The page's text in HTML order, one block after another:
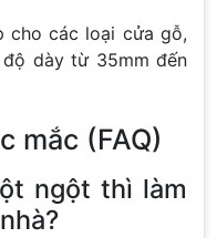
cho các loại cửa gỗ,
dày từ 35mm đến
mắc (FAQ)
ngột thì làm